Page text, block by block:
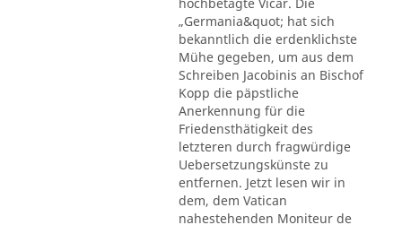
„Germania&quot; hat sich
bekanntlich die erdenklichste
Mühe gegeben, um aus dem
Schreiben Jacobinis an Bischof
Kopp die päpstliche
Anerkennung für die
Friedensthätigkeit des
letzteren durch fragwürdige
Uebersetzungskünste zu
entfernen. Jetzt lesen wir in
dem, dem Vatican
nahestehenden Moniteur de